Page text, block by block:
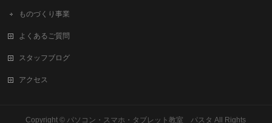
ものづくり事業
よくあるご質問
スタッフブログ
アクセス
Copyright ©パソコン・スマホ・タブレット教室 パスタ All Rights